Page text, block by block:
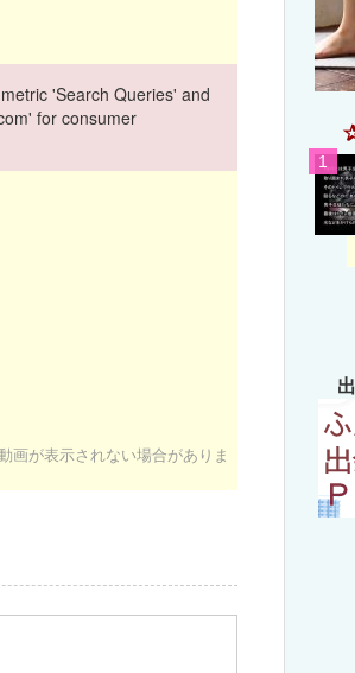
'Search Queries' and
for consumer
画が表示されない場合がありま